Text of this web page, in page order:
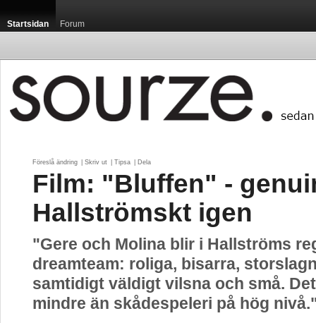
Startsidan Forum
Föreslå ändring Skriv ut Tipsa Dela
Film: "Bluffen" -
Hallströmskt igen
"Gere och Molina blir i Hallströms
dreamteam: roliga, bisarra,
samtidigt väldigt vilsna och små.
mindre än skådespeleri på hög